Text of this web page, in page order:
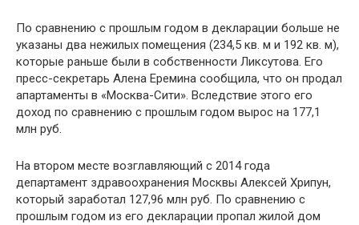
По сравнению с прошлым годом в декларации больше не
указаны два нежилых помещения (234,5 кв. м и 192 кв. м),
которые раньше были в собственности Ликсутова. Его
пресс-секретарь Алена Еремина сообщила, что он продал
апартаменты в «Москва-Сити». Вследствие этого его
доход по сравнению с прошлым годом вырос на 177,1
млн руб.
На втором месте возглавляющий с 2014 года
департамент здравоохранения Москвы Алексей Хрипун,
который заработал 127,96 млн руб. По сравнению с
прошлым годом из его декларации пропал жилой дом